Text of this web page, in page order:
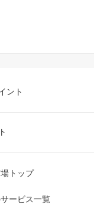
ント
トップ
ービス一覧